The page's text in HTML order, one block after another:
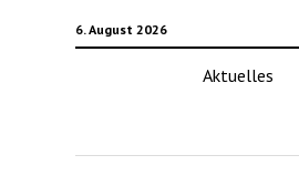
6. August 2026
Aktuelles